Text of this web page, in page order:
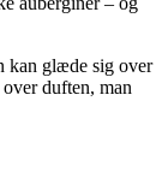
kan glæde sig over
duften, man